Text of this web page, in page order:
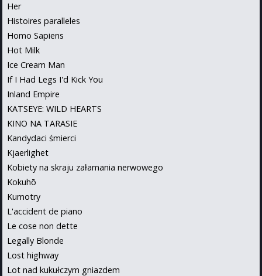
Her
Histoires paralleles
Homo Sapiens
Hot Milk
Ice Cream Man
If I Had Legs I'd Kick You
Inland Empire
KATSEYE: WILD HEARTS
KINO NA TARASIE
Kandydaci śmierci
Kjaerlighet
Kobiety na skraju załamania nerwowego
Kokuhō
Kumotry
L'accident de piano
Le cose non dette
Legally Blonde
Lost highway
Lot nad kukułczym gniazdem